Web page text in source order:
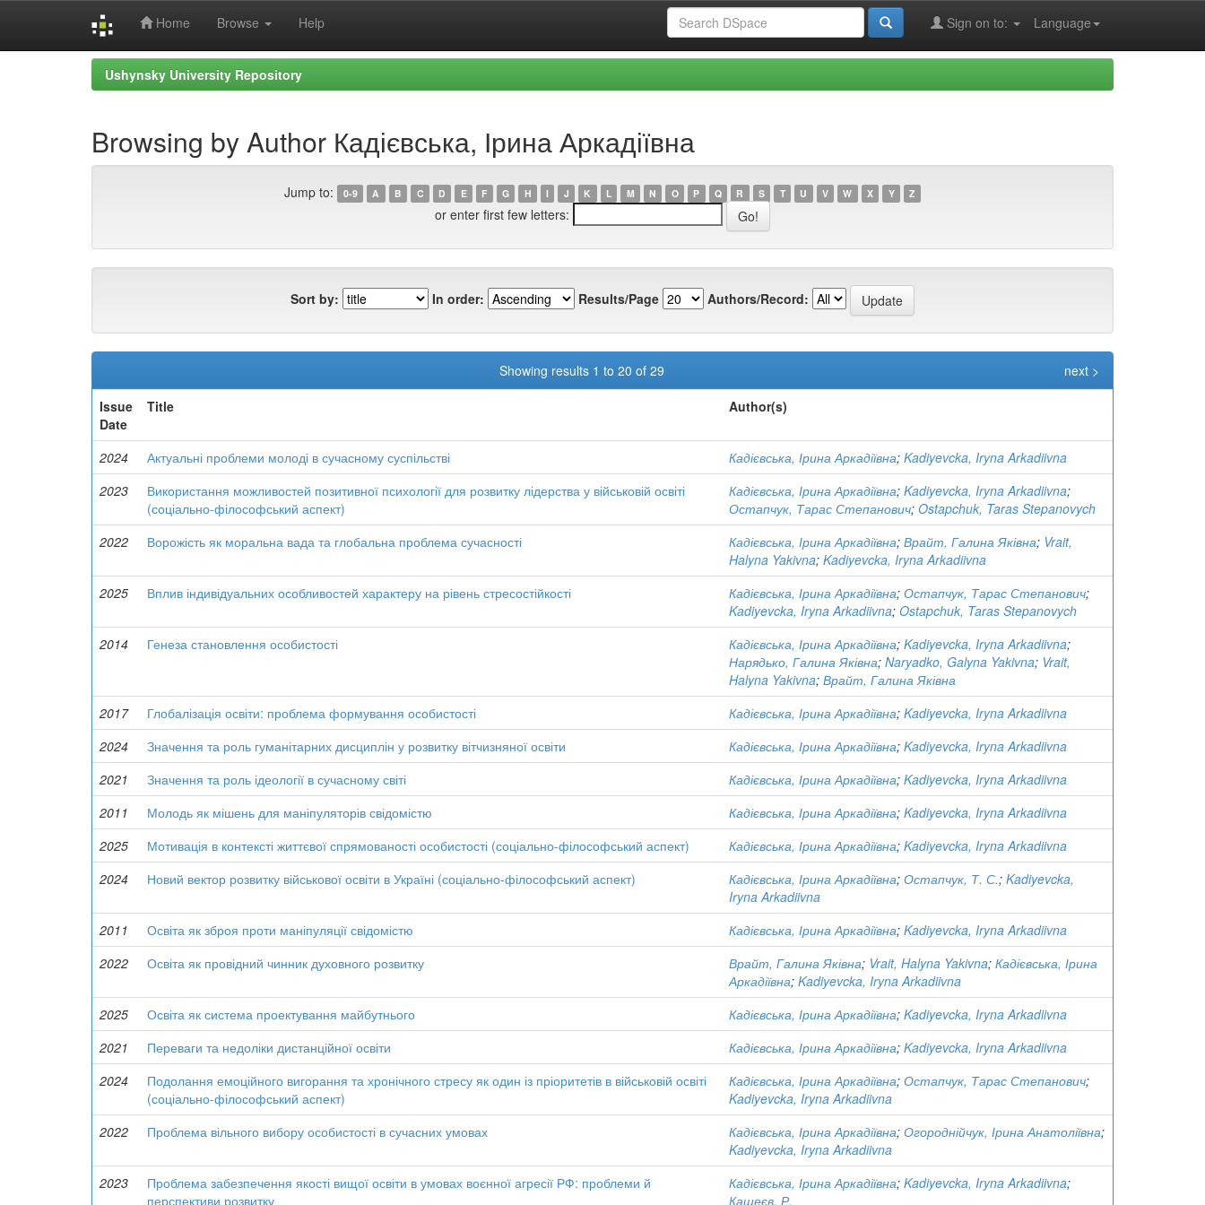
Home Browse Help Language
Sign on to:
Ushynsky University Repository
Browsing by Author Кадієвська, Ірина Аркадіївна
Jump to: 0-9 A B C D E F G H I J K L M N O P Q R S T U V W X Y Z
or enter first few letters:
Sort by: In order: Results/Page Authors/Record:
Showing results 1 to 20 of 29
next >
Issue
Date
Title Author(s)
2024 Актуальні проблеми молоді в сучасному суспільстві Кадієвська, Ірина Аркадіївна; Kadiyevcka, Iryna Arkadiivna
2023
Використання можливостей позитивної психології для розвитку лідерства у військовій освіті
(соціально-філософський аспект)
Кадієвська, Ірина Аркадіївна; Kadiyevcka, Iryna Arkadiivna;
Остапчук, Тарас Степанович; Ostapchuk, Taras Stepanovych
2022
Ворожість як моральна вада та глобальна проблема сучасності Кадієвська, Ірина Аркадіївна; Врайт, Галина Яківна; Vrait,
Halyna Yakivna; Kadiyevcka, Iryna Arkadiivna
2025
Вплив індивідуальних особливостей характеру на рівень стресостійкості Кадієвська, Ірина Аркадіївна; Остапчук, Тарас Степанович;
Kadiyevcka, Iryna Arkadiivna; Ostapchuk, Taras Stepanovych
2014
Генеза становлення особистості Кадієвська, Ірина Аркадіївна; Kadiyevcka, Iryna Arkadiivna;
Нарядько, Галина Яківна; Naryadko, Galyna Yakivna; Vrait,
Halyna Yakivna; Врайт, Галина Яківна
2017
Глобалізація освіти: проблема формування особистості Кадієвська, Ірина Аркадіївна; Kadiyevcka, Iryna Arkadiivna
2024
Значення та роль гуманітарних дисциплін у розвитку вітчизняної освіти Кадієвська, Ірина Аркадіївна; Kadiyevcka, Iryna Arkadiivna
2021
Значення та роль ідеології в сучасному світі Кадієвська, Ірина Аркадіївна; Kadiyevcka, Iryna Arkadiivna
2011
Молодь як мішень для маніпуляторів свідомістю Кадієвська, Ірина Аркадіївна; Kadiyevcka, Iryna Arkadiivna
2025
Мотивація в контексті життєвої спрямованості особистості (соціально-філософський аспект) Кадієвська, Ірина Аркадіївна; Kadiyevcka, Iryna Arkadiivna
2024
Новий вектор розвитку військової освіти в Україні (соціально-філософський аспект) Кадієвська, Ірина Аркадіївна; Остапчук, Т. С.; Kadiyevcka,
Iryna Arkadiivna
2011
Освіта як зброя проти маніпуляції свідомістю Кадієвська, Ірина Аркадіївна; Kadiyevcka, Iryna Arkadiivna
2022
Освіта як провідний чинник духовного розвитку Врайт, Галина Яківна; Vrait, Halyna Yakivna; Кадієвська, Ірина
Аркадіївна; Kadiyevcka, Iryna Arkadiivna
2025
Освіта як система проектування майбутнього Кадієвська, Ірина Аркадіївна; Kadiyevcka, Iryna Arkadiivna
2021
Переваги та недоліки дистанційної освіти Кадієвська, Ірина Аркадіївна; Kadiyevcka, Iryna Arkadiivna
2024
Подолання емоційного вигорання та хронічного стресу як один із пріоритетів в військовій освіті
(соціально-філософський аспект)
Кадієвська, Ірина Аркадіївна; Остапчук, Тарас Степанович;
Kadiyevcka, Iryna Arkadiivna
2022
Проблема вільного вибору особистості в сучасних умовах Кадієвська, Ірина Аркадіївна; Огороднійчук, Ірина Анатоліївна;
Kadiyevcka, Iryna Arkadiivna
2023
Проблема забезпечення якості вищої освіти в умовах воєнної агресії РФ: проблеми й
перспективи розвитку
Кадієвська, Ірина Аркадіївна; Kadiyevcka, Iryna Arkadiivna;
Кащеєв, Р.